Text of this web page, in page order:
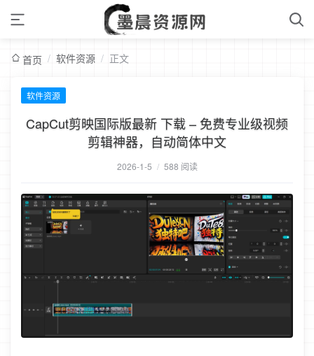
首页 / 软件资源 / 正文
软件资源
CapCut剪映国际版最新 下载 – 免费专业级视频
剪辑神器，自动简体中文
2026-1-5 / 588 阅读